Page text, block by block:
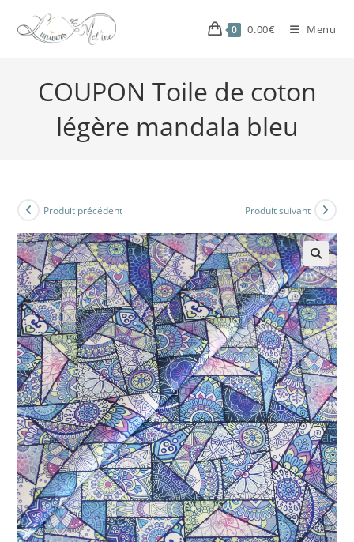
0 0.00€ Menu
COUPON Toile de coton
légère mandala bleu
Produit précédent Produit suivant